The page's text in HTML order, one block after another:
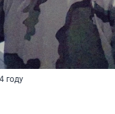
году